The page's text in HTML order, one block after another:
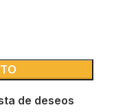
de deseos